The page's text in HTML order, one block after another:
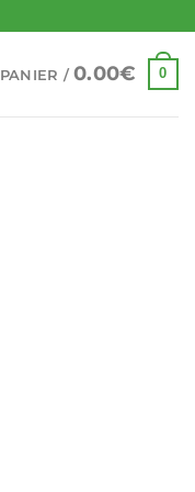
PANIER /0.00€ 0